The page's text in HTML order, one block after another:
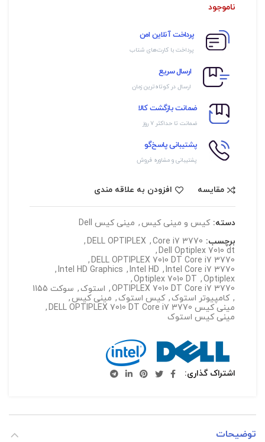
ناموجود
پرداخت آنلاین امن
پرداخت با کارت‌های شتاب
ارسال سریع
ارسال در کوتاه‌ترین زمان
ضمانت بازگشت کالا
ضمانت تا حداکثر ۷ روز
پشتیبانی پاسخ‌گو
پشتیبانی و مشاوره فروش
مقایسه افزودن به علاقه مندی
دسته: کیس و مینی کیس , مینی کیس Dell
برچسب: Core i7 3770
,
DELL OPTIPLEX
,
Dell Optiplex 7010 dt
,
DELL OPTIPLEX 7010 DT Core i7 3770
,
Intel Core i7 3770
,
Intel HD
,
Intel HD Graphics
,
Optiplex
,
Optiplex 7010 DT
,
OPTIPLEX 7010 DT Core i7 3770
, استوک , سوکت 1155
, کامپیوتر استوک , کیس استوک , مینی کیس ,
مینی کیس DELL OPTIPLEX 7010 DT Core i7 3770
,
مینی کیس استوک
اشتراک گذاری
توضیحات